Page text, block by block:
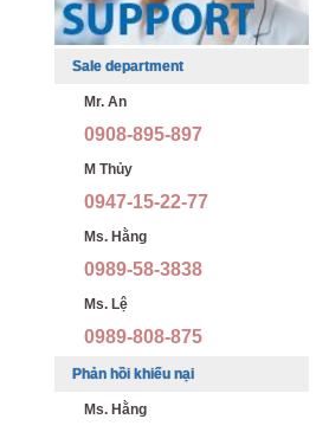
Sale department
Mr. An
0908-895-897
M Thủy
0947-15-22-77
Ms. Hằng
0989-58-3838
Ms. Lệ
0989-808-875
Phản hồi khiếu nại
Ms. Hằng